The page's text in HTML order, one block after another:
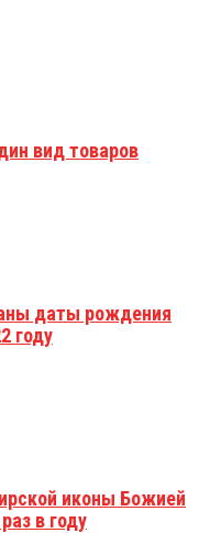
вид товаров
даты рождения
году
иконы Божией
в году